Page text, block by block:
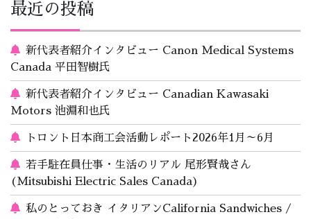
最近の投稿
新代表者紹介インタビュー Canon Medical Systems
Canada 平田智樹氏
新代表者紹介インタビュー Canadian Kawasaki
Motors 池淵和也氏
トロント日本商工会活動レポート2026年1月～6月
若手駐在員仕事・生活のリアル 尾形賢哉さん
(Mitsubishi Electric Sales Canada)
私のとっておき イタリアンCalifornia Sandwiches /